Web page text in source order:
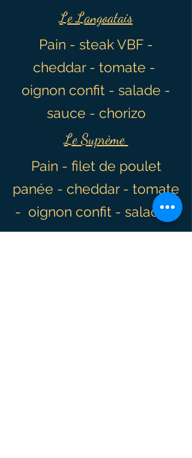
Le Langoatais
Pain - steak VBF -
cheddar - tomate -
oignon confit - salade -
sauce - chorizo
Le Suprème
Pain - filet de poulet
panée - cheddar - tomate
- oignon confit - salade -
sauce